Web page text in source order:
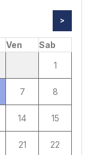
>
Ven
Sab
1
7 8
14 15
21 22